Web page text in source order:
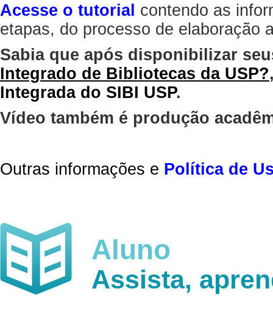
Acesse o tutorial contendo as
etapas, do processo de elaboração
Sabia que após disponibilizar
Integrado de Bibliotecas da USP?
Integrada do SIBI USP.
Vídeo também é produção
Outras informações e Política de
Aluno
Assista,